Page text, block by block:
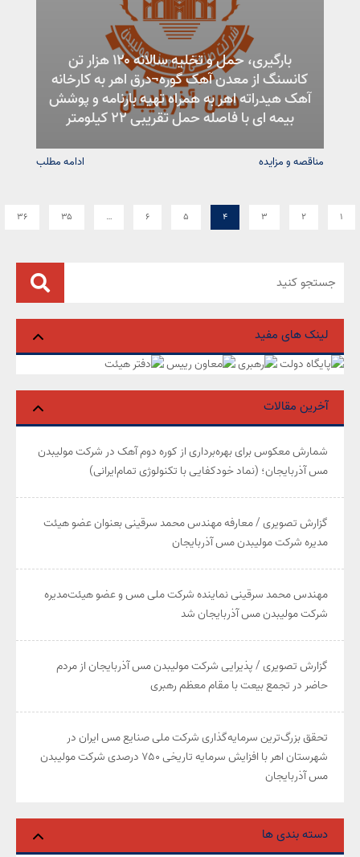
لینک های مفید
آخرین مقالات
شمارش معکوس برای بهره‌برداری از کوره دوم آهک در شرکت مولیبدن
مس آذربایجان؛ (نماد خودکفایی با تکنولوژی تمام‌ایرانی)
گزارش تصویری / معارفه مهندس محمد سرقینی بعنوان عضو هیئت‌
مدیره شرکت مولیبدن مس آذربایجان
مهندس محمد سرقینی نماینده شرکت ملی مس و عضو هیئت‌مدیره
شرکت مولیبدن مس آذربایجان شد
گزارش تصویری / پذیرایی شرکت مولیبدن مس آذربایجان از مردم
حاضر در تجمع بیعت با مقام معظم رهبری
تحقق بزرگ‌ترین سرمایه‌گذاری شرکت ملی صنایع مس ایران در
شهرستان اهر با افزایش سرمایه تاریخی ۷۵۰ درصدی شرکت مولیبدن
مس آذربایجان
دسته بندی ها
بارگیری، حمل و تخلیه سالانه ۱۲۰ هزار تن
کانسنگ از معدن آهک گوره¬درق اهر به کارخانه
آهک هیدراته اهر به همراه تهیه بارنامه و پوشش
بیمه ای با فاصله حمل تقریبی ۲۲ کیلومتر
مناقصه و مزایده ادامه مطلب
۱ ۲ ۳ ۴ ۵ ۶ … ۳۵ ۳۶